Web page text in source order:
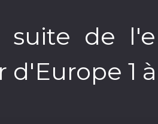
suite de
d'Europe 1